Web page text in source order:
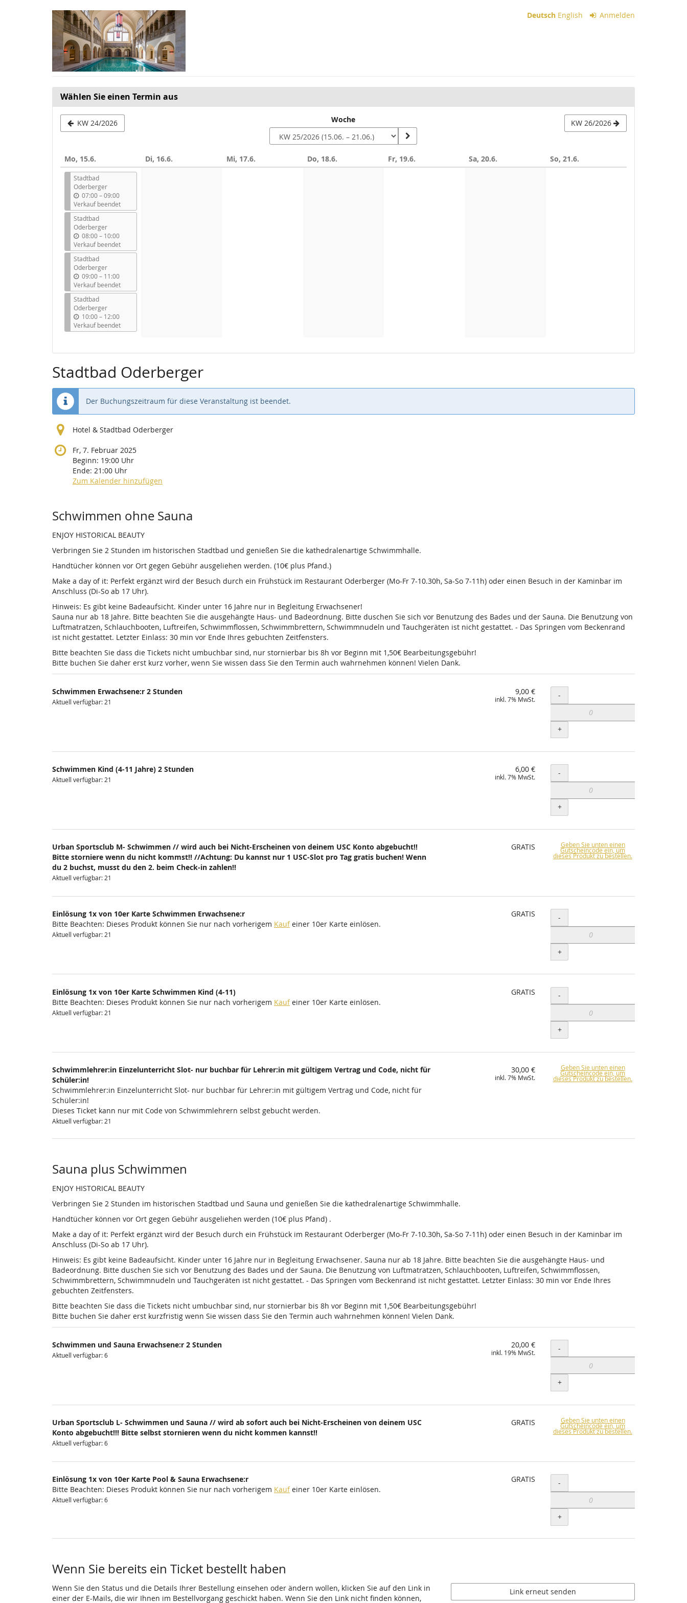
Deutsch English Anmelden
Wählen Sie einen Termin aus
KW 24/2026
auswählen
Woche KW 26/2026
Mo, 15.6.
Stadtbad
Oderberger
07:00–b
i
s
09:00
Verkauf beendet
Stadtbad
Oderberger
08:00–b
i
s
10:00
Verkauf beendet
Stadtbad
Oderberger
09:00–b
i
s
11:00
Verkauf beendet
Stadtbad
Oderberger
10:00–b
i
s
12:00
Verkauf beendet
Di, 16.6. Mi, 17.6. Do, 18.6. Fr, 19.6. Sa, 20.6. So, 21.6.
Stadtbad Oderberger
Der Buchungszeitraum für diese Veranstaltung ist beendet.
Hotel & Stadtbad Oderberger
Fr, 7. Februar 2025
Beginn: 19:00 Uhr
Ende: 21:00 Uhr
Zum Kalender hinzufügen
Produkte
Schwimmen ohne Sauna
ENJOY HISTORICAL BEAUTY
Verbringen Sie 2 Stunden im historischen Stadtbad und genießen Sie die kathedralenartige Schwimmhalle.
Handtücher können vor Ort gegen Gebühr ausgeliehen werden. (10€ plus Pfand.)
Make a day of it: Perfekt ergänzt wird der Besuch durch ein Frühstück im Restaurant Oderberger (Mo-Fr 7-10.30h, Sa-So 7-11h) oder einen Besuch in der Kaminbar im
Anschluss (Di-So ab 17 Uhr).
Hinweis: Es gibt keine Badeaufsicht. Kinder unter 16 Jahre nur in Begleitung Erwachsener!
Sauna nur ab 18 Jahre. Bitte beachten Sie die ausgehängte Haus- und Badeordnung. Bitte duschen Sie sich vor Benutzung des Bades und der Sauna. Die Benutzung von
Luftmatratzen, Schlauchbooten, Luftreifen, Schwimmflossen, Schwimmbrettern, Schwimmnudeln und Tauchgeräten ist nicht gestattet. - Das Springen vom Beckenrand
ist nicht gestattet. Letzter Einlass: 30 min vor Ende Ihres gebuchten Zeitfensters.
Bitte beachten Sie dass die Tickets nicht umbuchbar sind, nur stornierbar bis 8h vor Beginn mit 1,50€ Bearbeitungsgebühr!
Bitte buchen Sie daher erst kurz vorher, wenn Sie wissen dass Sie den Termin auch wahrnehmen können! Vielen Dank.
Schwimmen Erwachsene:r 2 Stunden
Aktuell verfügbar: 21
9,00 €
inkl. 7% MwSt. Menge
-
+
Schwimmen Kind (4-11 Jahre) 2 Stunden
Aktuell verfügbar: 21
6,00 €
inkl. 7% MwSt. Menge
-
+
Urban Sportsclub M- Schwimmen // wird auch bei Nicht-Erscheinen von deinem USC Konto abgebucht!!
Bitte storniere wenn du nicht kommst!! //Achtung: Du kannst nur 1 USC-Slot pro Tag gratis buchen! Wenn
du 2 buchst, musst du den 2. beim Check-in zahlen!!
Aktuell verfügbar: 21
GRATIS Geben Sie unten einen
Gutscheincode ein, um
dieses Produkt zu bestellen.
Einlösung 1x von 10er Karte Schwimmen Erwachsene:r
Bitte Beachten: Dieses Produkt können Sie nur nach vorherigem Kaufeiner 10er Karte einlösen.
Aktuell verfügbar: 21
GRATIS Menge
-
+
Einlösung 1x von 10er Karte Schwimmen Kind (4-11)
Bitte Beachten: Dieses Produkt können Sie nur nach vorherigem Kaufeiner 10er Karte einlösen.
Aktuell verfügbar: 21
GRATIS Menge
-
+
Schwimmlehrer:in Einzelunterricht Slot- nur buchbar für Lehrer:in mit gültigem Vertrag und Code, nicht für
Schüler:in!
Schwimmlehrer:in Einzelunterricht Slot- nur buchbar für Lehrer:in mit gültigem Vertrag und Code, nicht für
Schüler:in!
Dieses Ticket kann nur mit Code von Schwimmlehrern selbst gebucht werden.
Aktuell verfügbar: 21
30,00 €
inkl. 7% MwSt.
Geben Sie unten einen
Gutscheincode ein, um
dieses Produkt zu bestellen.
Sauna plus Schwimmen
ENJOY HISTORICAL BEAUTY
Verbringen Sie 2 Stunden im historischen Stadtbad und Sauna und genießen Sie die kathedralenartige Schwimmhalle.
Handtücher können vor Ort gegen Gebühr ausgeliehen werden (10€ plus Pfand) .
Make a day of it: Perfekt ergänzt wird der Besuch durch ein Frühstück im Restaurant Oderberger (Mo-Fr 7-10.30h, Sa-So 7-11h) oder einen Besuch in der Kaminbar im
Anschluss (Di-So ab 17 Uhr).
Hinweis: Es gibt keine Badeaufsicht. Kinder unter 16 Jahre nur in Begleitung Erwachsener. Sauna nur ab 18 Jahre. Bitte beachten Sie die ausgehängte Haus- und
Badeordnung. Bitte duschen Sie sich vor Benutzung des Bades und der Sauna. Die Benutzung von Luftmatratzen, Schlauchbooten, Luftreifen, Schwimmflossen,
Schwimmbrettern, Schwimmnudeln und Tauchgeräten ist nicht gestattet. - Das Springen vom Beckenrand ist nicht gestattet. Letzter Einlass: 30 min vor Ende Ihres
gebuchten Zeitfensters.
Bitte beachten Sie dass die Tickets nicht umbuchbar sind, nur stornierbar bis 8h vor Beginn mit 1,50€ Bearbeitungsgebühr!
Bitte buchen Sie daher erst kurzfristig wenn Sie wissen dass Sie den Termin auch wahrnehmen können! Vielen Dank.
Schwimmen und Sauna Erwachsene:r 2 Stunden
Aktuell verfügbar: 6
20,00 €
inkl. 19% MwSt. Menge
-
+
Urban Sportsclub L- Schwimmen und Sauna // wird ab sofort auch bei Nicht-Erscheinen von deinem USC
Konto abgebucht!!! Bitte selbst stornieren wenn du nicht kommen kannst!!
Aktuell verfügbar: 6
GRATIS Geben Sie unten einen
Gutscheincode ein, um
dieses Produkt zu bestellen.
Einlösung 1x von 10er Karte Pool & Sauna Erwachsene:r
Bitte Beachten: Dieses Produkt können Sie nur nach vorherigem Kaufeiner 10er Karte einlösen.
Aktuell verfügbar: 6
GRATIS Menge
-
+
Wenn Sie bereits ein Ticket bestellt haben
Wenn Sie den Status und die Details Ihrer Bestellung einsehen oder ändern wollen, klicken Sie auf den Link in
einer der E-Mails, die wir Ihnen im Bestellvorgang geschickt haben. Wenn Sie den Link nicht finden können,
Link erneut senden